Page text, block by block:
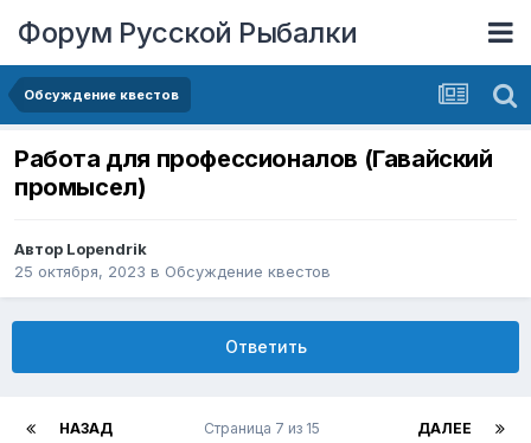
Форум Русской Рыбалки
Обсуждение квестов
Работа для профессионалов (Гавайский
промысел)
Автор Lopendrik
25 октября, 2023 в Обсуждение квестов
Ответить
НАЗАД ДАЛЕЕ
Страница 7 из 15